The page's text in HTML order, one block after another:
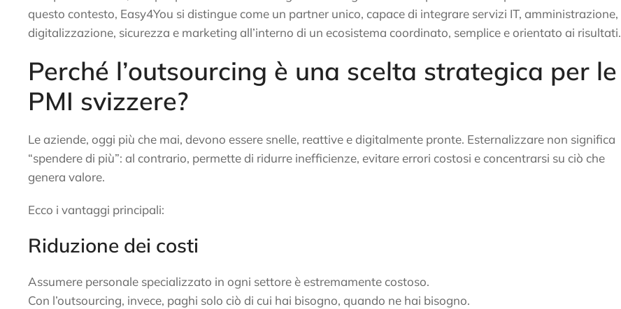
questo contesto, Easy4You si distingue come un partner unico, capace di integrare servizi IT, amministrazione,
digitalizzazione, sicurezza e marketing all’interno di un ecosistema coordinato, semplice e orientato ai risultati.
Perché l’outsourcing è una scelta strategica per le
PMI svizzere?
Le aziende, oggi più che mai, devono essere snelle, reattive e digitalmente pronte. Esternalizzare non significa
“spendere di più”: al contrario, permette di ridurre inefficienze, evitare errori costosi e concentrarsi su ciò che
genera valore.
Ecco i vantaggi principali:
Riduzione dei costi
Assumere personale specializzato in ogni settore è estremamente costoso.
Con l’outsourcing, invece, paghi solo ciò di cui hai bisogno, quando ne hai bisogno.